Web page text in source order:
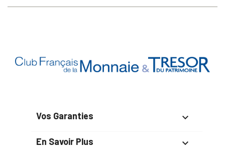
Vos Garanties 
En Savoir Plus 